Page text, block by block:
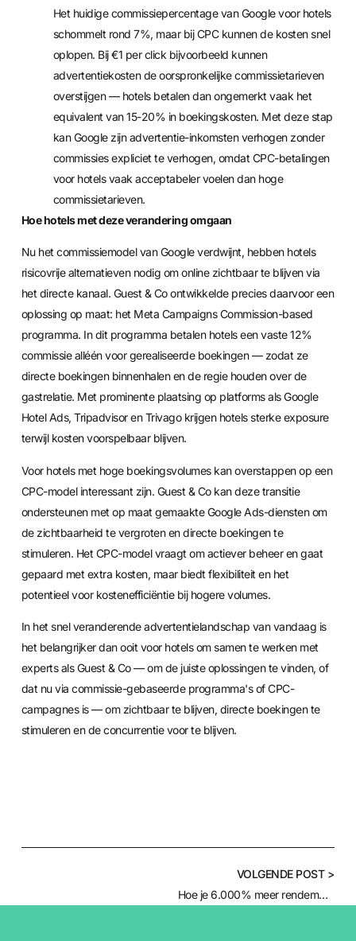
Het huidige commissiepercentage van Google voor hotels
schommelt rond 7%, maar bij CPC kunnen de kosten snel
oplopen. Bij €1 per click bijvoorbeeld kunnen
advertentiekosten de oorspronkelijke commissietarieven
overstijgen — hotels betalen dan ongemerkt vaak het
equivalent van 15-20% in boekingskosten. Met deze stap
kan Google zijn advertentie-inkomsten verhogen zonder
commissies expliciet te verhogen, omdat CPC-betalingen
voor hotels vaak acceptabeler voelen dan hoge
commissietarieven.
Hoe hotels met deze verandering omgaan
Nu het commissiemodel van Google verdwijnt, hebben hotels
risicovrije alternatieven nodig om online zichtbaar te blijven via
het directe kanaal. Guest & Co ontwikkelde precies daarvoor een
oplossing op maat: het Meta Campaigns Commission-based
programma. In dit programma betalen hotels een vaste 12%
commissie alléén voor gerealiseerde boekingen — zodat ze
directe boekingen binnenhalen en de regie houden over de
gastrelatie. Met prominente plaatsing op platforms als Google
Hotel Ads, Tripadvisor en Trivago krijgen hotels sterke exposure
terwijl kosten voorspelbaar blijven.
Voor hotels met hoge boekingsvolumes kan overstappen op een
CPC-model interessant zijn. Guest & Co kan deze transitie
ondersteunen met op maat gemaakte Google Ads-diensten om
de zichtbaarheid te vergroten en directe boekingen te
stimuleren. Het CPC-model vraagt om actiever beheer en gaat
gepaard met extra kosten, maar biedt flexibiliteit en het
potentieel voor kostenefficiëntie bij hogere volumes.
In het snel veranderende advertentielandschap van vandaag is
het belangrijker dan ooit voor hotels om samen te werken met
experts als Guest & Co — om de juiste oplossingen te vinden, of
dat nu via commissie-gebaseerde programma's of CPC-
campagnes is — om zichtbaar te blijven, directe boekingen te
stimuleren en de concurrentie voor te blijven.
VOLGENDE POST >
Hoe je 6.000% meer rendement haalt uit je advertentiebudget